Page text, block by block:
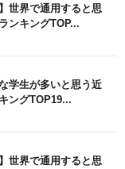
世界で通用すると思
ンキングTOP...
学生が多いと思う近
ングTOP19...
世界で通用すると思